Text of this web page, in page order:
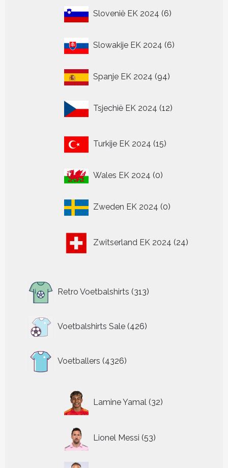
Slovenië EK 2024 66
Slowakije EK 2024 6
producten
Spanje EK 2024 9494
Tsjechië EK 2024 12
producten
Turkije EK 2024 15
producten
Wales EK 2024 00
Zweden EK 2024 0
producten
Zwitserland EK 2024 24
producten
Retro Voetbalshirts 313
producten
Voetbalshirts Sale 426
426
producten
Voetballers 4326
producten
Lamine Yamal 32
producten
Lionel Messi 53
producten